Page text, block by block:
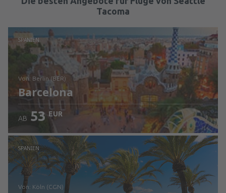
Tacoma
SPANIEN
von: Berlin (BER)
Barcelona
Prüfe die Einzelheiten
AB 53 EUR
SPANIEN
von: Köln (CGN)